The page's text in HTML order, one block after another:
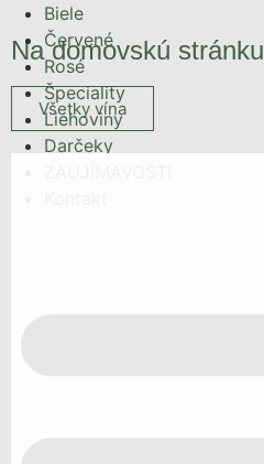
Biele
Červené
Rosé
Špeciality
Liehoviny
Darčeky
Na domovskú stránku
Všetky vína